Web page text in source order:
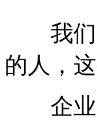
我们应
的人，
企业能